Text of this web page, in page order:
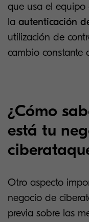
que usa el equipo
la autenticación
utilización de
cambio constante
¿Cómo
está tu
Otro aspecto
negocio de
previa sobre las